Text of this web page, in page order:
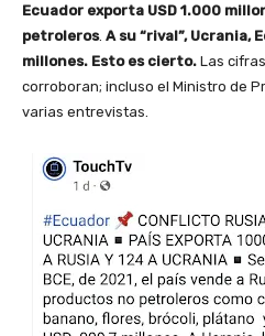
Ecuador exporta USD 1.000
petroleros. A su “rival”, Ucrania,
millones. Esto es cierto. Las
corroboran; incluso el Ministro de
varias entrevistas.